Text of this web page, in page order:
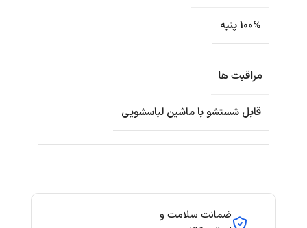
ضمانت سلامت و
100% پنبه
مراقبت ها
قابل شستشو با ماشین لباسشویی